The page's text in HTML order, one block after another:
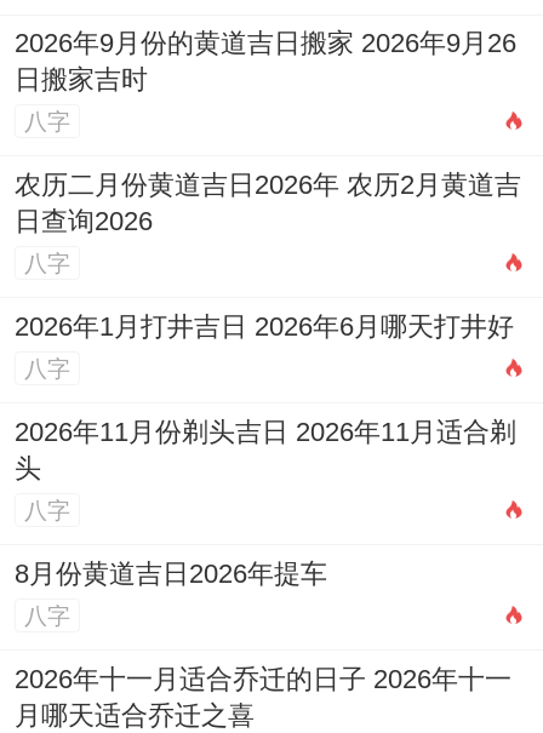
行、出火、入宅、移徙、解除、栽种、伐
木、破土、谢土、安葬。
【忌】开市、交易、作灶、纳财、上梁、安
床、盖屋、造船
【冲】猴日冲（庚寅）虎 | 岁破方位:南
风水能量介绍:财位:正西（宜摆放白水
巳时（9：00-11:00）。
◆ 2026年3月28日· 星期六
≡ 农历：丙午水年二月小 初十日
≡ 天干地支:辛卯木（仲春）月辛丑土 柳开
日
2026年9月份的黄道吉日搬家 2026年9月26
日搬家吉时
八字
农历二月份黄道吉日2026年 农历2月黄道吉
日查询2026
八字
2026年1月打井吉日 2026年6月哪天打井好
八字
2026年11月份剃头吉日 2026年11月适合剃
头
八字
8月份黄道吉日2026年提车
八字
2026年十一月适合乔迁的日子 2026年十一
月哪天适合乔迁之喜